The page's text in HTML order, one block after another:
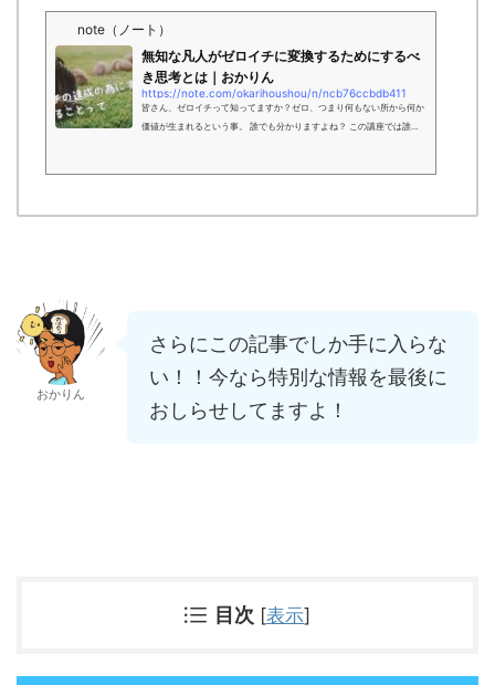
note（ノート）
無知な凡人がゼロイチに変換するためにするべ
き思考とは｜おかりん
https://note.com/okarihoushou/n/ncb76ccbdb411
皆さん、ゼロイチって知ってますか？ゼロ、つまり何もない所から何か
価値が生まれるという事。 誰でも分かりますよね？ この講座では誰も
章に置き換えることができるはず。 ここをおろそかにすると継続だけし
おかりん
さらにこの記事でしか手に入らな
い！！今なら特別な情報を最後に
おしらせしてますよ！
目次 [表示]